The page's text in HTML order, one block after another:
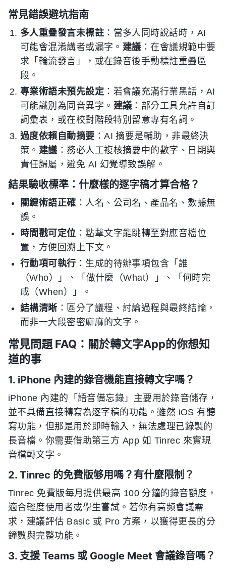
常見錯誤避坑指南
多人重疊發言未標註 ：當多人同時說話時，AI
可能會混淆講者或漏字。 建議 ：在會議規範中要
求「輪流發言」，或在錄音後手動標註重疊區
段。
專業術語未預先設定 ：若會議充滿行業黑話，AI
可能識別為同音異字。 建議 ：部分工具允許自訂
詞彙表，或在校對階段特別留意專有名詞。
過度依賴自動摘要 ：AI 摘要是輔助，非最終決
策。 建議 ：務必人工複核摘要中的數字、日期與
責任歸屬，避免 AI 幻覺導致誤解。
結果驗收標準：什麼樣的逐字稿才算合格？
關鍵術語正確 ：人名、公司名、產品名、數據無
誤。
時間戳可定位 ：點擊文字能跳轉至對應音檔位
置，方便回溯上下文。
行動項可執行 ：生成的待辦事項包含「誰
（Who）」、「做什麼（What）」、「何時完
成（When）」。
結構清晰 ：區分了議程、討論過程與最終結論，
而非一大段密密麻麻的文字。
常見問題 FAQ：關於轉文字App的你想知
道的事
1. iPhone 內建的錄音機能直接轉文字嗎？
iPhone 內建的「語音備忘錄」主要用於錄音儲存，
並不具備直接轉寫為逐字稿的功能。雖然 iOS 有聽
寫功能，但那是用於即時輸入，無法處理已錄製的
長音檔。你需要借助第三方 App 如 Tinrec 來實現
音檔轉文字。
2. Tinrec 的免費版够用嗎？有什麼限制？
Tinrec 免費版每月提供最高 100 分鐘的錄音額度，
適合輕度使用者或學生嘗試。若你有高频會議需
求，建議評估 Basic 或 Pro 方案，以獲得更長的分
鐘數與完整功能。
3. 支援 Teams 或 Google Meet 會議錄音嗎？